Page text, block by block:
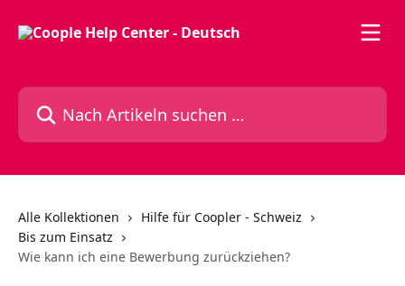
Nach Artikeln suchen …
Alle Kollektionen
Hilfe für Coopler - Schweiz
Bis zum Einsatz
Wie kann ich eine Bewerbung zurückziehen?